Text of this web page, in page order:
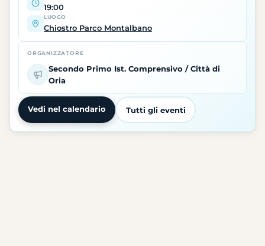
19:00
LUOGO
Chiostro Parco Montalbano
ORGANIZZATORE
Secondo Primo Ist. Comprensivo / Città di
Oria
Vedi nel calendario Tutti gli eventi